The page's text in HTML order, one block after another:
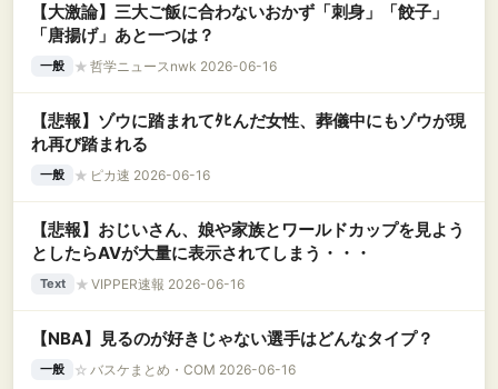
【大激論】三大ご飯に合わないおかず「刺身」「餃子」
「唐揚げ」あと一つは？
一般 ★ 哲学ニュースnwk 2026-06-16
【悲報】ゾウに踏まれてﾀﾋんだ女性、葬儀中にもゾウが現
れ再び踏まれる
一般 ★ ピカ速 2026-06-16
【悲報】おじいさん、娘や家族とワールドカップを見よう
としたらAVが大量に表示されてしまう・・・
Text ★ VIPPER速報 2026-06-16
【NBA】見るのが好きじゃない選手はどんなタイプ？
一般 ☆ バスケまとめ・COM 2026-06-16